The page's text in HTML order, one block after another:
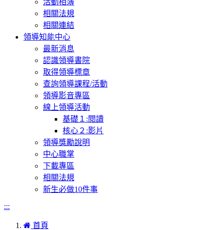
相關法規
相關連結
領導知能中心
最新消息
認識領導書院
取得領導標章
查詢領導課程/活動
領導影音專區
線上領導活動
基礎１:閱讀
核心２:影片
領導獎勵說明
中心職掌
下載專區
相關法規
新生必做10件事
:::
首頁